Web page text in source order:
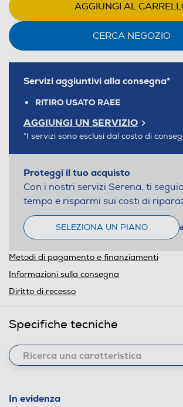
AGGIUNGI AL
CERCA NEGOZIO
Servizi aggiuntivi alla consegna*
RITIRO USATO RAEE
AGGIUNGI UN SERVIZIO
*I servizi sono esclusi dal costo di
Proteggi il tuo acquisto
Con i nostri servizi Serena, ti
tempo e risparmi sui costi di
SELEZIONA UN PIANO
Metodi di pagamento e finanziamenti
Informazioni sulla consegna
Diritto di recesso
Specifiche tecniche
In evidenza